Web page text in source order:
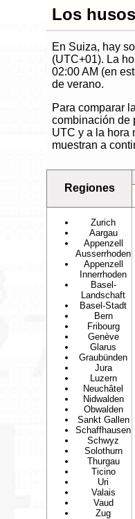
Los
En Suiza, hay
(UTC+01). La
02:00 AM (en
de verano.
Para comparar
combinación de
UTC y a la hora
muestran a
Regiones
Zurich
Aargau
Appenzell
Ausserrhoden
Appenzell
Innerrhoden
Basel-
Landschaft
Basel-Stadt
Bern
Fribourg
Genève
Glarus
Graubünden
Jura
Luzern
Neuchâtel
Nidwalden
Obwalden
Sankt Gallen
Schaffhausen
Schwyz
Solothurn
Thurgau
Ticino
Uri
Valais
Vaud
Zug